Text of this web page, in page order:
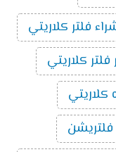
فلتر كلاريتي
كلاريتي
كلاريتي